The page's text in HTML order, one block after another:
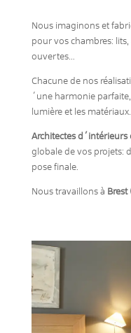
Nous imaginons et
pour vos chambres:
ouvertes…
Chacune de nos
´une harmonie
lumière et les matériaux.
Architectes d´intérieurs
globale de vos projets:
pose finale.
Nous travaillons à Brest